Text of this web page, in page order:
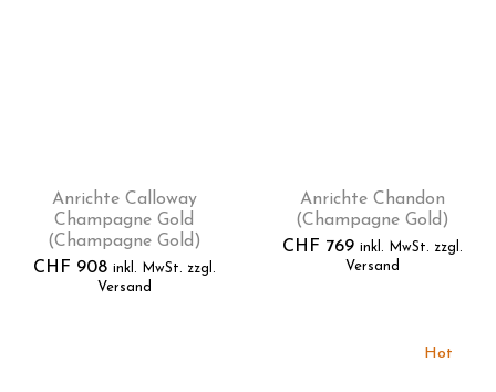
Anrichte Calloway
Champagne Gold
(Champagne Gold)
CHF 908 inkl. MwSt. zzgl.
Versand
Anrichte Chandon
(Champagne Gold)
CHF 769 inkl. MwSt. zzgl.
Versand
Hot